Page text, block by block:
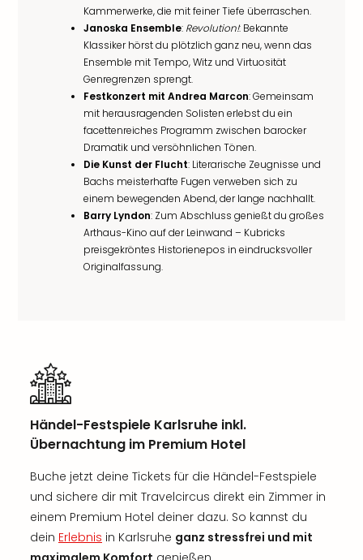
Kammerwerke, die mit feiner Tiefe überraschen.
Janoska Ensemble: Revolution!: Bekannte
Klassiker hörst du plötzlich ganz neu, wenn das
Ensemble mit Tempo, Witz und Virtuosität
Genregrenzen sprengt.
Festkonzert mit Andrea Marcon: Gemeinsam
mit herausragenden Solisten erlebst du ein
facettenreiches Programm zwischen barocker
Dramatik und versöhnlichen Tönen.
Die Kunst der Flucht: Literarische Zeugnisse und
Bachs meisterhafte Fugen verweben sich zu
einem bewegenden Abend, der lange nachhallt.
Barry Lyndon: Zum Abschluss genießt du großes
Arthaus-Kino auf der Leinwand – Kubricks
preisgekröntes Historienepos in eindrucksvoller
Originalfassung.
Händel-Festspiele Karlsruhe inkl.
Übernachtung im Premium Hotel
Buche jetzt deine Tickets für die Händel-Festspiele
und sichere dir mit Travelcircus direkt ein Zimmer in
einem Premium Hotel deiner dazu. So kannst du
dein Erlebnis in Karlsruhe ganz stressfrei und mit